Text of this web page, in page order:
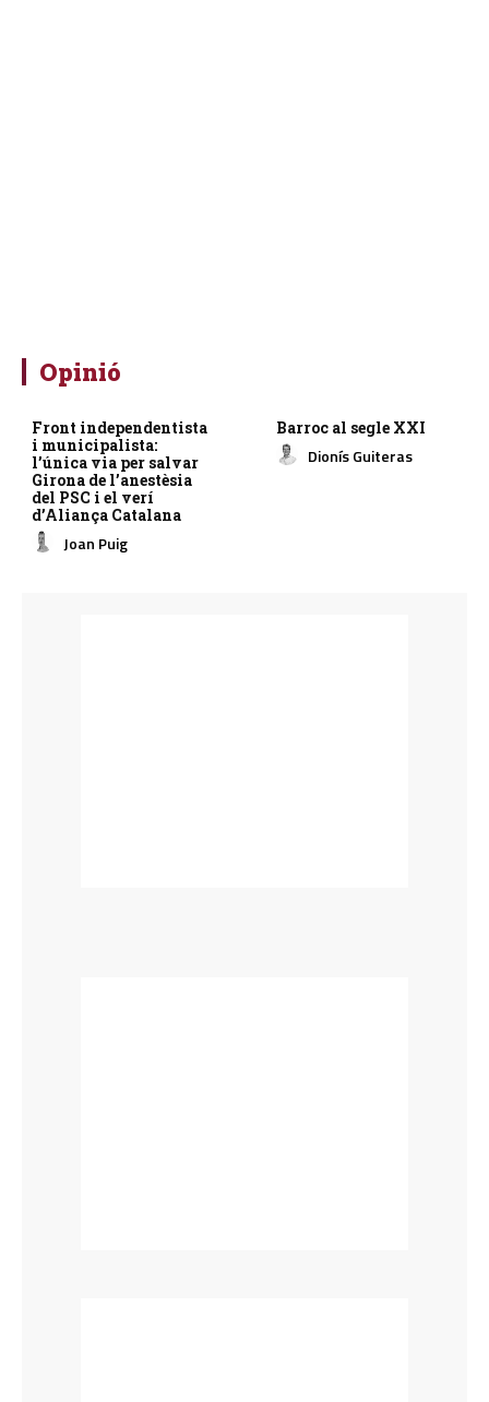
Opinió
Front independentista
i municipalista:
l’única via per salvar
Girona de l’anestèsia
del PSC i el verí
d’Aliança Catalana
Joan Puig
Barroc al segle XXI
Dionís Guiteras